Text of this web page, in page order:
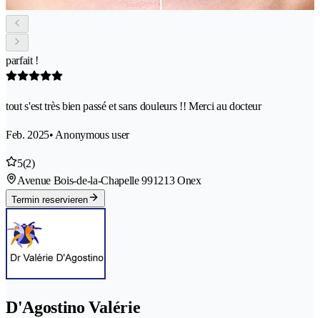
parfait !
tout s'est très bien passé et sans douleurs !! Merci au docteur
Feb. 2025• Anonymous user
5(2)
Avenue Bois-de-la-Chapelle 991213 Onex
Termin reservieren
D'Agostino Valérie